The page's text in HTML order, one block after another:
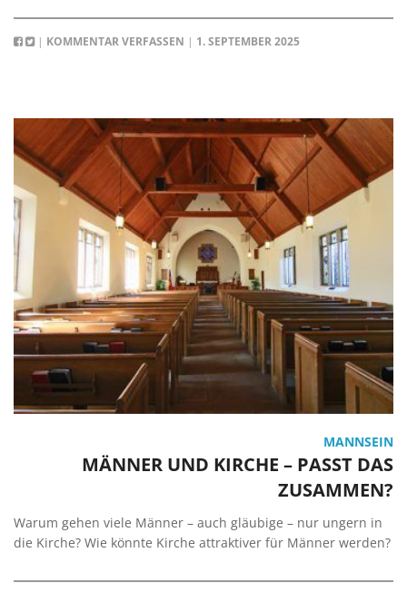
| KOMMENTAR VERFASSEN | 1. SEPTEMBER 2025
MANNSEIN
MÄNNER UND KIRCHE – PASST DAS
ZUSAMMEN?
Warum gehen viele Männer – auch gläubige – nur ungern in
die Kirche? Wie könnte Kirche attraktiver für Männer werden?